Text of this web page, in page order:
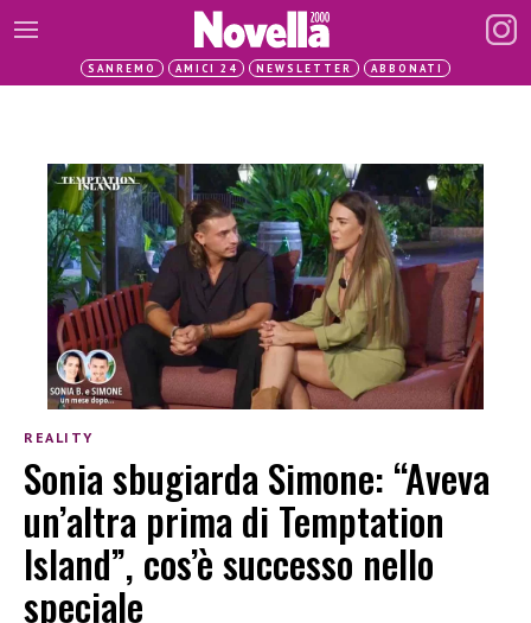
SANREMO AMICI 24 NEWSLETTER ABBONATI
REALITY
Sonia sbugiarda Simone: “Aveva
un’altra prima di Temptation
Island”, cos’è successo nello
speciale